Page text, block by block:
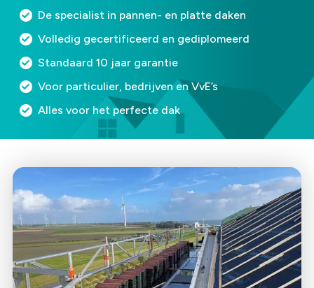
De specialist in pannen- en platte daken
Volledig gecertificeerd en gediplomeerd
⁠Standaard 10 jaar garantie
Voor particulier, bedrijven en VvE’s
Alles voor het perfecte dak